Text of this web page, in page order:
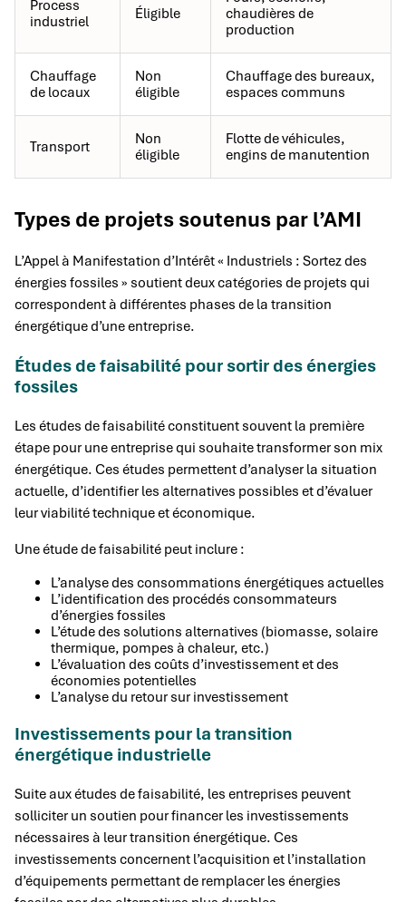
Process
industriel
Éligible
chaudières de
production
Chauffage
de locaux
Non
éligible
Chauffage des bureaux,
espaces communs
Transport
Non
éligible
Flotte de véhicules,
engins de manutention
Types de projets soutenus par l’AMI
L’Appel à Manifestation d’Intérêt « Industriels : Sortez des
énergies fossiles » soutient deux catégories de projets qui
correspondent à différentes phases de la transition
énergétique d’une entreprise.
Études de faisabilité pour sortir des énergies
fossiles
Les études de faisabilité constituent souvent la première
étape pour une entreprise qui souhaite transformer son mix
énergétique. Ces études permettent d’analyser la situation
actuelle, d’identifier les alternatives possibles et d’évaluer
leur viabilité technique et économique.
Une étude de faisabilité peut inclure :
L’analyse des consommations énergétiques actuelles
L’identification des procédés consommateurs
d’énergies fossiles
L’étude des solutions alternatives (biomasse, solaire
thermique, pompes à chaleur, etc.)
L’évaluation des coûts d’investissement et des
économies potentielles
L’analyse du retour sur investissement
Investissements pour la transition
énergétique industrielle
Suite aux études de faisabilité, les entreprises peuvent
solliciter un soutien pour financer les investissements
nécessaires à leur transition énergétique. Ces
investissements concernent l’acquisition et l’installation
d’équipements permettant de remplacer les énergies